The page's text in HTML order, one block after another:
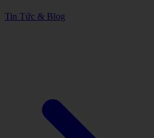
Tin Tức & Blog